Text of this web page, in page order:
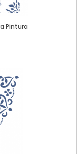
Pintura